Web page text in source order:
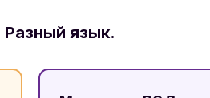
язык.